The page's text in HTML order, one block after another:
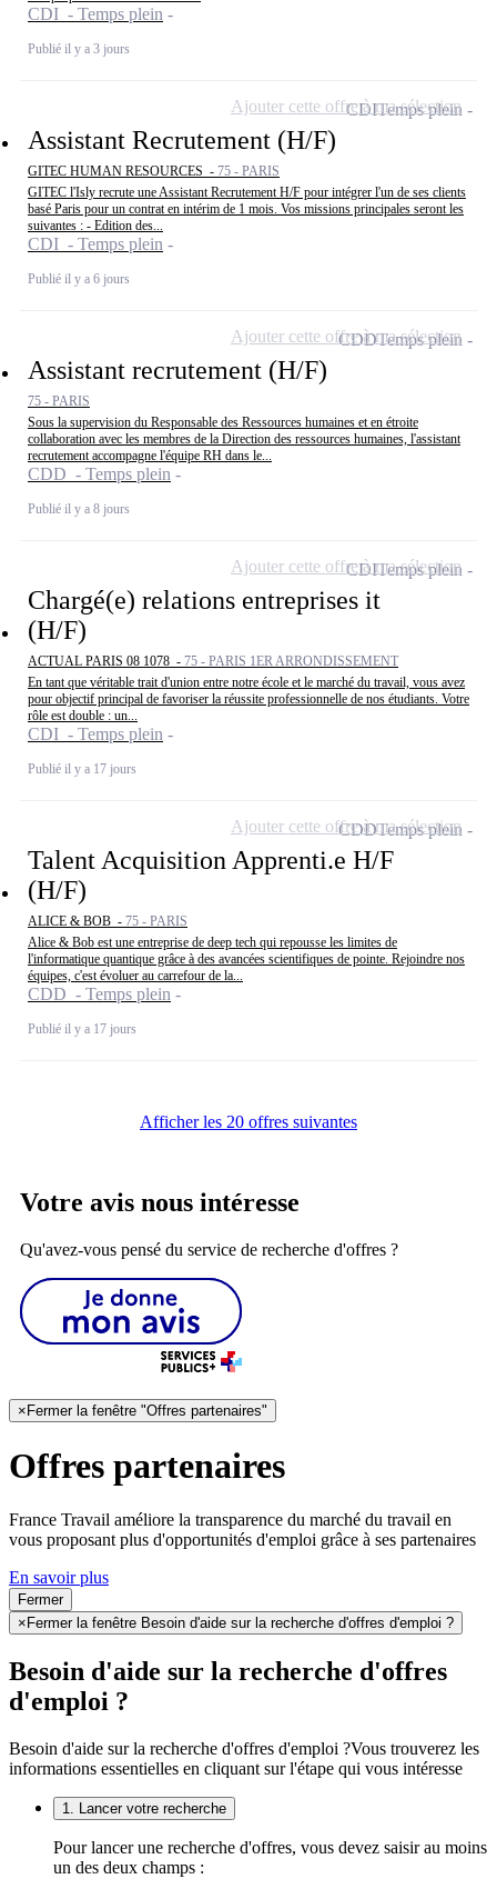
CDI - Temps plein
Publié il y a 3 jours
Assistant Recrutement (H/F)
GITEC HUMAN RESOURCES - 75 - PARIS
GITEC l'Isly recrute une Assistant Recrutement H/F pour intégrer l'un de ses clients
basé Paris pour un contrat en intérim de 1 mois. Vos missions principales seront les
suivantes : - Edition des...
CDI - Temps plein
Publié il y a 6 jours
CDITemps plein
Ajouter cette offre à ma sélection
Assistant recrutement (H/F)
75 - PARIS
Sous la supervision du Responsable des Ressources humaines et en étroite
collaboration avec les membres de la Direction des ressources humaines, l'assistant
recrutement accompagne l'équipe RH dans le...
CDD - Temps plein
Publié il y a 8 jours
CDDTemps plein
Ajouter cette offre à ma sélection
Chargé(e) relations entreprises it
(H/F)
ACTUAL PARIS 08 1078 - 75 - PARIS 1ER ARRONDISSEMENT
En tant que véritable trait d'union entre notre école et le marché du travail, vous avez
pour objectif principal de favoriser la réussite professionnelle de nos étudiants. Votre
rôle est double : un...
CDI - Temps plein
Publié il y a 17 jours
CDITemps plein
Ajouter cette offre à ma sélection
Talent Acquisition Apprenti.e H/F
(H/F)
ALICE & BOB - 75 - PARIS
Alice & Bob est une entreprise de deep tech qui repousse les limites de
l'informatique quantique grâce à des avancées scientifiques de pointe. Rejoindre nos
équipes, c'est évoluer au carrefour de la...
CDD - Temps plein
Publié il y a 17 jours
CDDTemps plein
Ajouter cette offre à ma sélection
Afficher les 20 offres suivantes
Votre avis nous intéresse
Qu'avez-vous pensé du service de recherche d'offres ?
×Fermer la fenêtre "Offres partenaires"
Offres partenaires
France Travail améliore la transparence du marché du travail en
vous proposant plus d'opportunités d'emploi grâce à ses partenaires
En savoir plus
Fermer
× Fermer la fenêtre Besoin d'aide sur la recherche d'offres d'emploi ?
Besoin d'aide sur la recherche d'offres
d'emploi ?
Besoin d'aide sur la recherche d'offres d'emploi ?Vous trouverez les
informations essentielles en cliquant sur l'étape qui vous intéresse
1. Lancer votre recherche
Pour lancer une recherche d'offres, vous devez saisir au moins
un des deux champs :